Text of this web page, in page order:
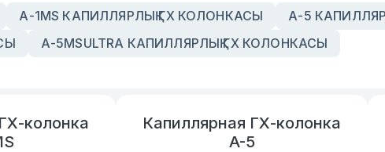
А-1MS КАПИЛЛЯРЛЫҚ ГХ КОЛОНКАСЫ
А-5
А-5MSULTRA КАПИЛЛЯРЛЫҚ ГХ КОЛОНКАСЫ
колонка
Капиллярная ГХ-колонка
A-5